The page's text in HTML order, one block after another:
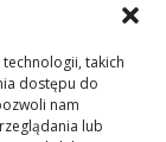
takich
dostępu do
nam
lub